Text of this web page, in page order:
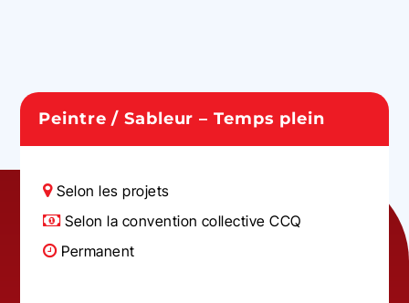
Peintre / Sableur – Temps plein
Selon les projets
Selon la convention collective CCQ
Permanent